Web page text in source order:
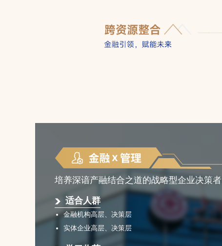
培养深谙产融结合之道的战略型企业决策者
适合人群
金融机构高层、决策层
实体企业高层、决策层